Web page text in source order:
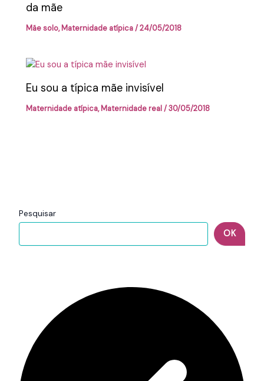
Pesquisar
OK
da mãe
Mãe solo,Maternidade atípica/24/05/2018
Eu sou a típica mãe invisível
Maternidade atípica,Maternidade real/30/05/2018